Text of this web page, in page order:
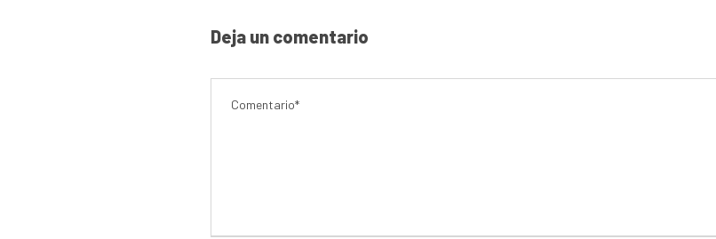
Deja un comentario